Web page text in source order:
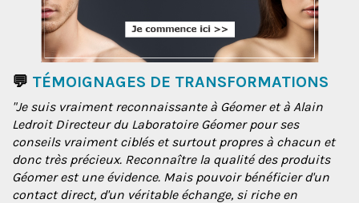
💬 TÉMOIGNAGES DE TRANSFORMATIONS
"Je suis vraiment reconnaissante à Géomer et à Alain
Ledroit Directeur du Laboratoire Géomer pour ses
conseils vraiment ciblés et surtout propres à chacun et
donc très précieux. Reconnaître la qualité des produits
Géomer est une évidence. Mais pouvoir bénéficier d'un
contact direct, d'un véritable échange, si riche en